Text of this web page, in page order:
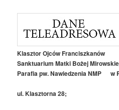
Klasztor Ojców Franciszkanów
Sanktuarium Matki Bożej
Parafia pw. Nawiedzenia NMP w
ul. Klasztorna 28;